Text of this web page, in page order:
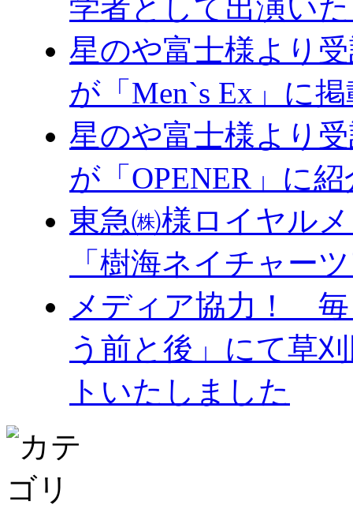
学者として出演い
星のや富士様より
が「Men`s Ex」に
星のや富士様より
が「OPENER」に
東急㈱様ロイヤル
「樹海ネイチャー
メディア協力！ 毎
う前と後」にて草
トいたしました